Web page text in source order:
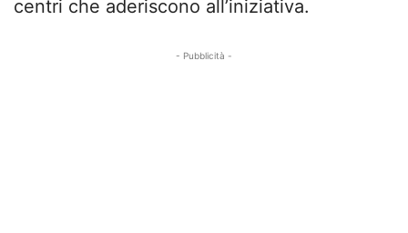
centri che aderiscono all’iniziativa.
- Pubblicità -